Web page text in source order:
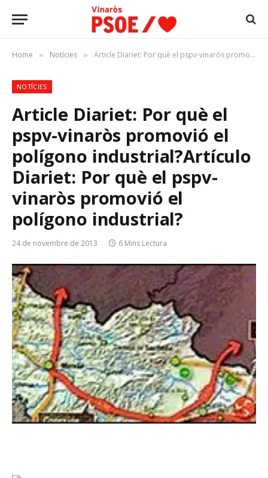
Home » Notícies » Article Diariet: Por què el pspv-vinaròs promovió el polígono industrial?Artículo Diariet: Por què el pspv-vinaròs promovió el polígono industrial?
NOTÍCIES
Article Diariet: Por què el
pspv-vinaròs promovió el
polígono industrial?Artículo
Diariet: Por què el pspv-
vinaròs promovió el
polígono industrial?
24 de novembre de 2013 6 Mins Lectura